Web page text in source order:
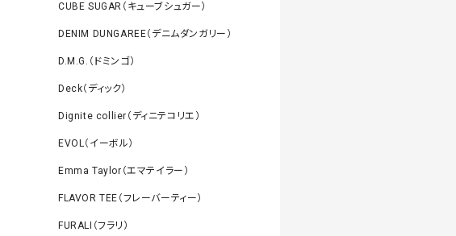
CUBE SUGAR（キューブシュガー）
DENIM DUNGAREE（デニムダンガリー）
D.M.G.（ドミンゴ）
Deck（ディック）
Dignite collier（ディニテコリエ）
EVOL（イーボル）
Emma Taylor（エマテイラー）
FLAVOR TEE（フレーバーティー）
FURALI（フラリ）